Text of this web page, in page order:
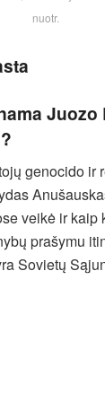
nuotr.
Juozo
genocido ir
veikė ir kaip
prašymu
Sovietų